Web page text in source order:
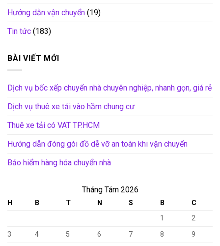
Hướng dẫn vận chuyển (19)
Tin tức (183)
BÀI VIẾT MỚI
Dịch vụ bốc xếp chuyển nhà chuyên nghiệp, nhanh gọn, giá rẻ
Dịch vụ thuê xe tải vào hầm chung cư
Thuê xe tải có VAT TP.HCM
Hướng dẫn đóng gói đồ dễ vỡ an toàn khi vận chuyển
Bảo hiểm hàng hóa chuyển nhà
Tháng Tám 2026
H B T N S B
C
1
2
3
4 5 6 7 8
9